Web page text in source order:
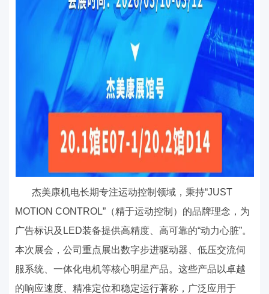
杰美康机电长期专注运动控制领域，秉持“JUST
MOTION CONTROL”（精于运动控制）的品牌理念，为
广告标识及 LED装备提供高精度、高可靠的“动力心脏”。
本次展会，公司重点展出数字步进驱动器、低压交流伺
服系统、一体化电机等核心明星产品。这些产品以卓越
的响应速度、精准定位和稳定运行著称，广泛应用于